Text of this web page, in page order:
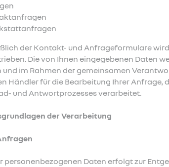
der Kontakt- und Anfrageformulare
Die von Ihnen eingegebenen Daten
im Rahmen der gemeinsamen
Händler für die Bearbeitung Ihrer Anfrage,
und Antwortprozesses verarbeitet.
der Verarbeitung
personenbezogenen Daten erfolgt zur